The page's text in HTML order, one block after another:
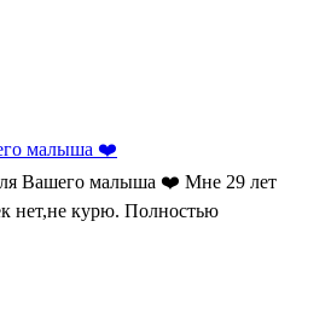
малыша ❤️
Вашего малыша ❤️ Мне 29 лет
нет,не курю. Полностью